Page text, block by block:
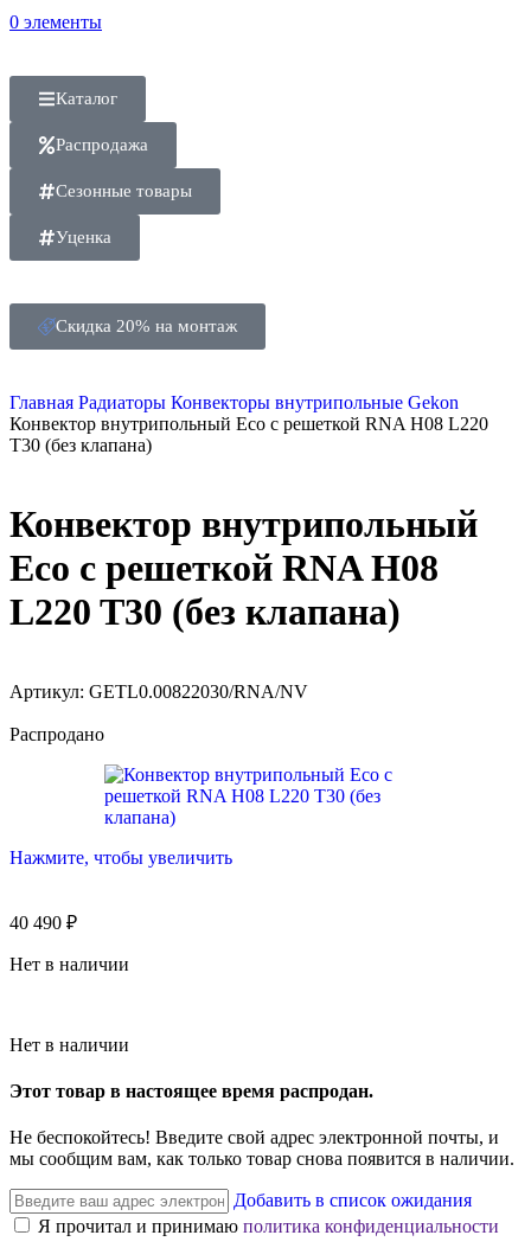
0 элементы
Каталог
Распродажа
Сезонные товары
Уценка
Скидка 20% на монтаж
Главная Радиаторы Конвекторы внутрипольные Gekon
Конвектор внутрипольный Eco с решеткой RNA H08 L220
T30 (без клапана)
Конвектор внутрипольный
Eco с решеткой RNA H08
L220 T30 (без клапана)
Артикул: GETL0.00822030/RNA/NV
Распродано
Нажмите, чтобы увеличить
40 490 ₽
Нет в наличии
Нет в наличии
Этот товар в настоящее время распродан.
Не беспокойтесь! Введите свой адрес электронной почты, и
мы сообщим вам, как только товар снова появится в наличии.
Добавить в список ожидания
Я прочитал и принимаю политика конфиденциальности